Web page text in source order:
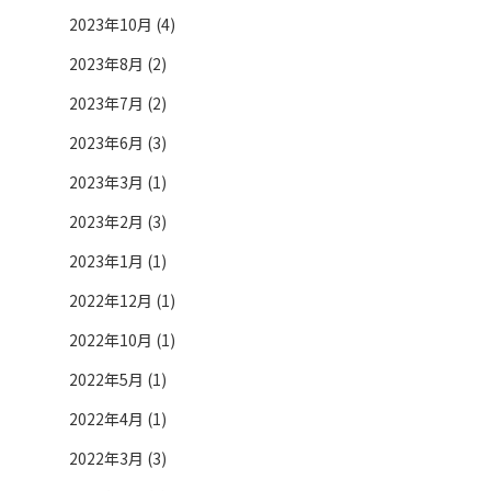
2023年10月 (4)
2023年8月 (2)
2023年7月 (2)
2023年6月 (3)
2023年3月 (1)
2023年2月 (3)
2023年1月 (1)
2022年12月 (1)
2022年10月 (1)
2022年5月 (1)
2022年4月 (1)
2022年3月 (3)